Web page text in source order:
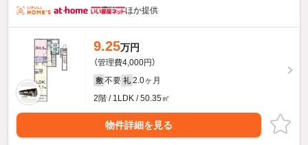
ほか提供
9.25万円
（管理費4,000円）
敷 不要 礼 2.0ヶ月
2階 / 1LDK / 50.35㎡
物件詳細を見る